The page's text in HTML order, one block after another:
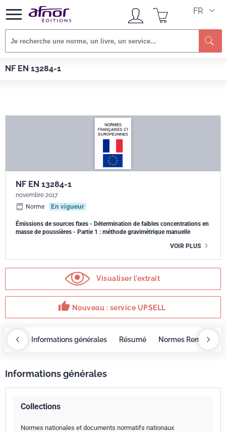
FR
NF EN 13284-1
Afnor EDITIONS Normes
NF EN 13284-1
novembre 2017
Norme
En vigueur
Émissions de sources fixes - Détermination de faibles concentrations en
masse de poussières - Partie 1 : méthode gravimétrique manuelle
VOIR PLUS
Visualiser l'extrait
thumb_up Nouveau : service UPSELL
Informations générales Résumé Normes
Informations générales
Collections
Normes nationales et documents normatifs nationaux